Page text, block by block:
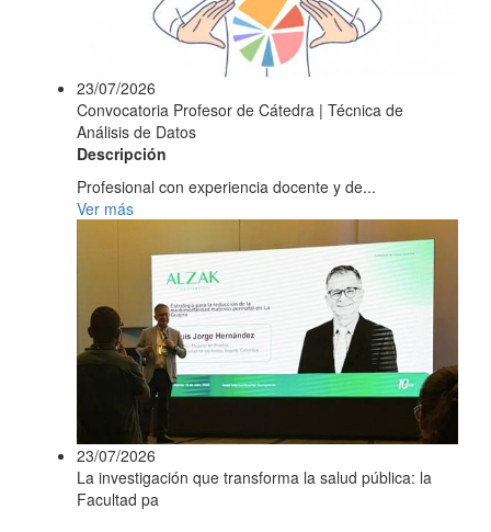
23/07/2026
Convocatoria Profesor de Cátedra | Técnica de
Análisis de Datos
Descripción
Profesional con experiencia docente y de...
Ver más
23/07/2026
La investigación que transforma la salud pública: la
Facultad pa